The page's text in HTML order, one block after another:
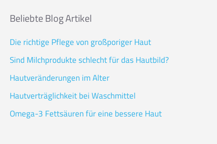
Beliebte Blog Artikel
Die richtige Pflege von großporiger Haut
Sind Milchprodukte schlecht für das Hautbild?
Hautveränderungen im Alter
Hautverträglichkeit bei Waschmittel
Omega-3 Fettsäuren für eine bessere Haut